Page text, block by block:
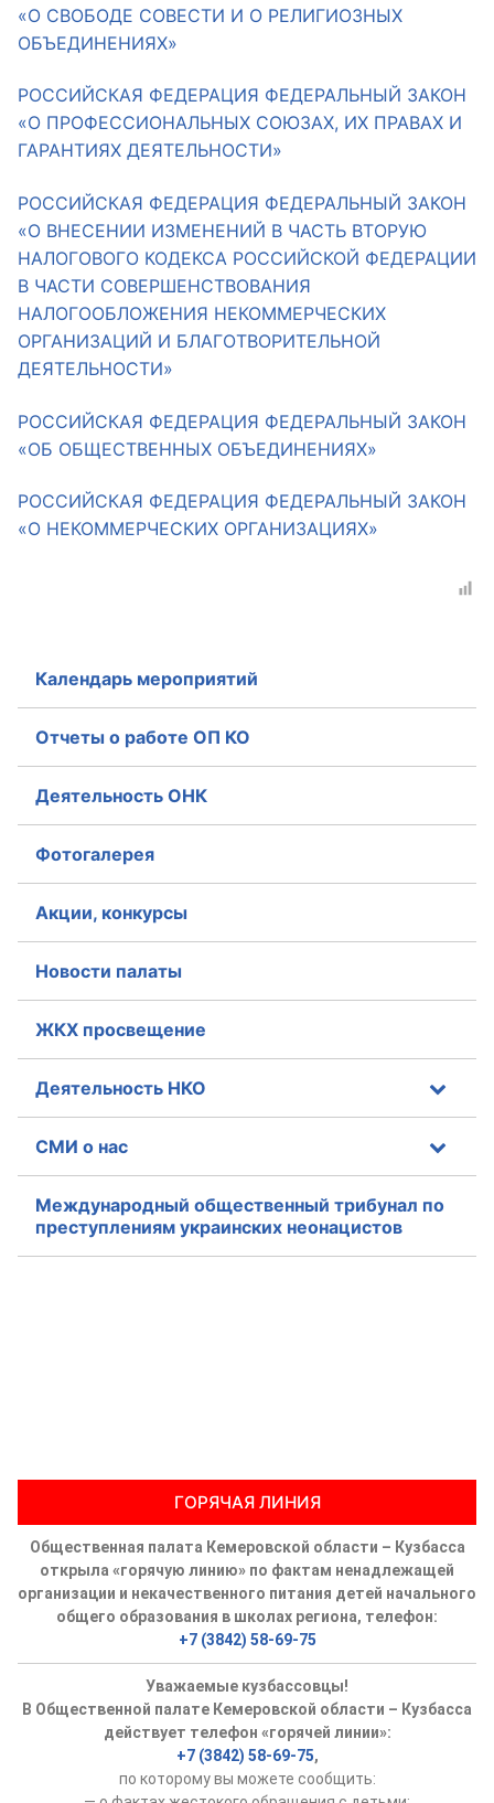
«О СВОБОДЕ СОВЕСТИ И О РЕЛИГИОЗНЫХ
ОБЪЕДИНЕНИЯХ»
РОССИЙСКАЯ ФЕДЕРАЦИЯ ФЕДЕРАЛЬНЫЙ ЗАКОН
«О ПРОФЕССИОНАЛЬНЫХ СОЮЗАХ, ИХ ПРАВАХ И
ГАРАНТИЯХ ДЕЯТЕЛЬНОСТИ»
РОССИЙСКАЯ ФЕДЕРАЦИЯ ФЕДЕРАЛЬНЫЙ ЗАКОН
«О ВНЕСЕНИИ ИЗМЕНЕНИЙ В ЧАСТЬ ВТОРУЮ
НАЛОГОВОГО КОДЕКСА РОССИЙСКОЙ ФЕДЕРАЦИИ
В ЧАСТИ СОВЕРШЕНСТВОВАНИЯ
НАЛОГООБЛОЖЕНИЯ НЕКОММЕРЧЕСКИХ
ОРГАНИЗАЦИЙ И БЛАГОТВОРИТЕЛЬНОЙ
ДЕЯТЕЛЬНОСТИ»
РОССИЙСКАЯ ФЕДЕРАЦИЯ ФЕДЕРАЛЬНЫЙ ЗАКОН
«ОБ ОБЩЕСТВЕННЫХ ОБЪЕДИНЕНИЯХ»
РОССИЙСКАЯ ФЕДЕРАЦИЯ ФЕДЕРАЛЬНЫЙ ЗАКОН
«О НЕКОММЕРЧЕСКИХ ОРГАНИЗАЦИЯХ»
Календарь мероприятий
Отчеты о работе ОП КО
Деятельность ОНК
Фотогалерея
Акции, конкурсы
Новости палаты
ЖКХ просвещение
Деятельность НКО
СМИ о нас
Международный общественный трибунал по
преступлениям украинских неонацистов
ГОРЯЧАЯ ЛИНИЯ
Общественная палата Кемеровской области – Кузбасса
открыла «горячую линию» по фактам ненадлежащей
организации и некачественного питания детей начального
общего образования в школах региона, телефон:
+7 (3842) 58-69-75
Уважаемые кузбассовцы!
В Общественной палате Кемеровской области – Кузбасса
действует телефон «горячей линии»:
+7 (3842) 58-69-75,
по которому вы можете сообщить: